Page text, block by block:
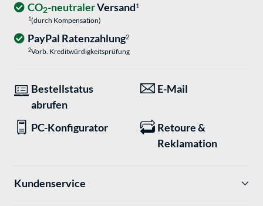
CO2-neutralerVersand1
1(durch Kompensation)
PayPal Ratenzahlung2
2Vorb. Kreditwürdigkeitsprüfung
Bestellstatus
abrufen
E-Mail
PC-Konfigurator
Retoure &
Reklamation
Kundenservice